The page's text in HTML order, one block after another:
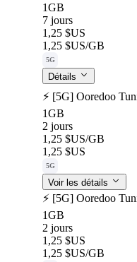
1GB
7 jours
1,25 $US
1,25 $US/GB
5G
Détails
⚡️ [5G] Ooredoo
1GB
2 jours
1,25 $US/GB
1,25 $US
5G
Voir les détails
⚡️ [5G] Ooredoo
1GB
2 jours
1,25 $US
1,25 $US/GB